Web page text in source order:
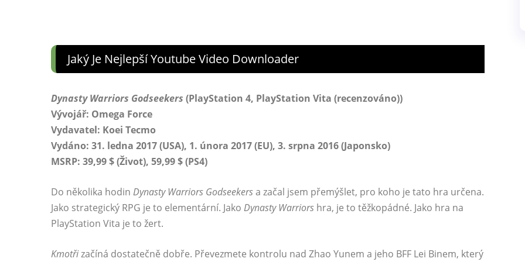
Jaký Je Nejlepší Youtube Video Downloader
Dynasty Warriors Godseekers (PlayStation 4, PlayStation Vita (recenzováno))
Vývojář: Omega Force
Vydavatel: Koei Tecmo
Vydáno: 31. ledna 2017 (USA), 1. února 2017 (EU), 3. srpna 2016 (Japonsko)
MSRP: 39,99 $ (Život), 59,99 $ (PS4)
Do několika hodin Dynasty Warriors Godseekersa začal jsem přemýšlet, pro koho je tato hra určena.
Jako strategický RPG je to elementární. Jako Dynasty Warriors hra, je to těžkopádné. Jako hra na
PlayStation Vita je to žert.
Kmotřizačíná dostatečně dobře. Převezmete kontrolu nad Zhao Yunem a jeho BFF Lei Binem, který